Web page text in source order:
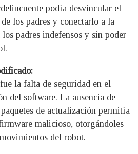
podía desvincular el
los padres y conectarlo a la
padres indefensos y sin poder
la falta de seguridad en el
del software. La ausencia de
de actualización permitía
malicioso, otorgándoles
del robot.